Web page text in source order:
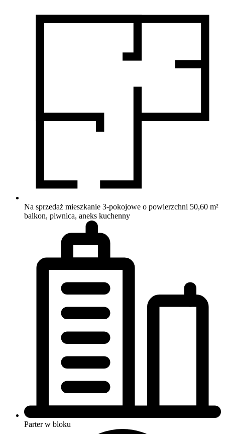
Na sprzedaż mieszkanie 3-pokojowe o powierzchni 50,60 m²
balkon, piwnica, aneks kuchenny
Parter w bloku